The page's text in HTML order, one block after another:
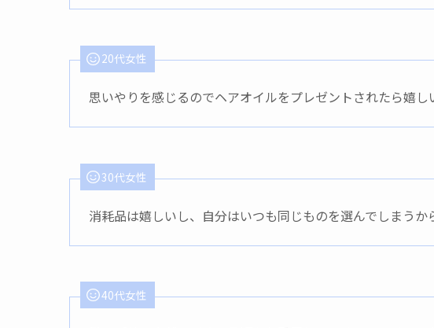
20代女性
思いやりを感じるのでヘアオイルをプレゼントされたら嬉し
30代女性
消耗品は嬉しいし、自分はいつも同じものを選んでしまうか
40代女性